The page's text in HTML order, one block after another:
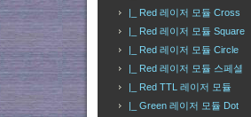
|_ Red 레이저 모듈 Cross
|_ Red 레이저 모듈 Square
|_ Red 레이저 모듈 Circle
|_ Red 레이저 모듈 스페셜
|_ Red TTL 레이저 모듈
|_ Green 레이저 모듈 Dot